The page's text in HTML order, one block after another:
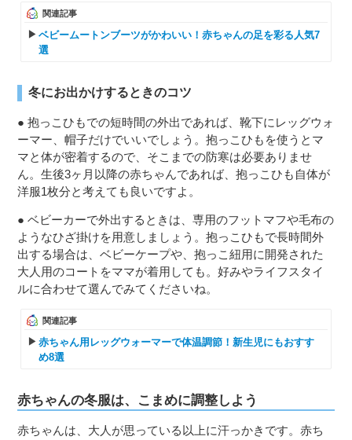
関連記事
ベビームートンブーツがかわいい！赤ちゃんの足を彩る人気7
選
冬にお出かけするときのコツ
● 抱っこひもでの短時間の外出であれば、靴下にレッグウォ
ーマー、帽子だけでいいでしょう。抱っこひもを使うとマ
マと体が密着するので、そこまでの防寒は必要ありませ
ん。生後3ヶ月以降の赤ちゃんであれば、抱っこひも自体が
洋服1枚分と考えても良いですよ。
● ベビーカーで外出するときは、専用のフットマフや毛布の
ようなひざ掛けを用意しましょう。抱っこひもで長時間外
出する場合は、ベビーケープや、抱っこ紐用に開発された
大人用のコートをママが着用しても。好みやライフスタイ
ルに合わせて選んでみてくださいね。
関連記事
赤ちゃん用レッグウォーマーで体温調節！新生児にもおすす
め8選
赤ちゃんの冬服は、こまめに調整しよう
赤ちゃんは、大人が思っている以上に汗っかきです。赤ち